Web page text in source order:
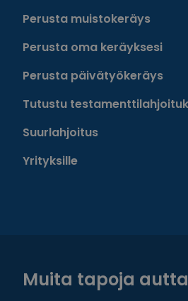
Perusta muistokeräys
Perusta oma keräyksesi
Perusta päivätyökeräys
Tutustu
Suurlahjoitus
Yrityksille
Muita tapoja